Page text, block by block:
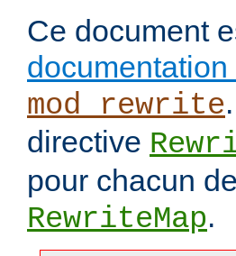
Ce document
mod_rewrite
directive
pour chacun
RewriteMap.